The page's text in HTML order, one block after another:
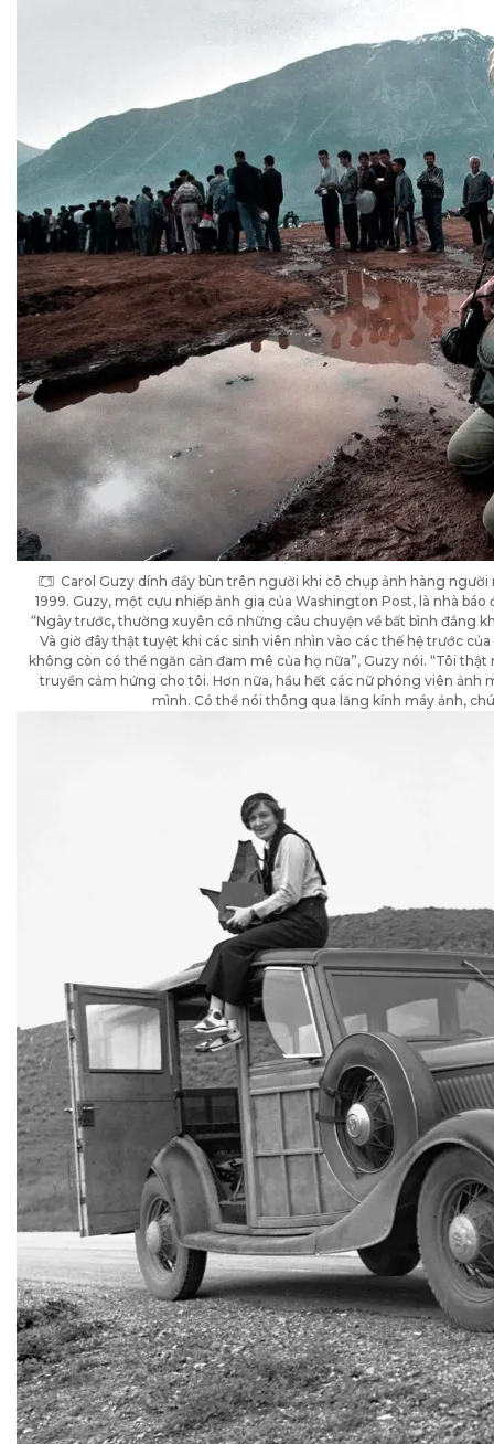
Carol Guzy dính đầy bùn trên người khi cô chụp ảnh hàng
1999. Guzy, một cựu nhiếp ảnh gia của Washington Post, là nhà
“Ngày trước, thường xuyên có những câu chuyện về bất bình đẳng
Và giờ đây thật tuyệt khi các sinh viên nhìn vào các thế hệ trước
không còn có thể ngăn cản đam mê của họ nữa”, Guzy nói. “Tôi
truyền cảm hứng cho tôi. Hơn nữa, hầu hết các nữ phóng viên ảnh
mình. Có thể nói thông qua lăng kính máy ảnh,